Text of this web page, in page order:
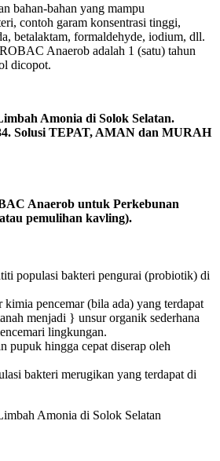
bahan-bahan yang mampu
contoh garam konsentrasi tinggi,
betalaktam, formaldehyde, iodium, dll.
Anaerob adalah 1 (satu) tahun
dicopot.
Amonia di Solok Selatan.
Solusi TEPAT, AMAN dan MURAH
Anaerob untuk Perkebunan
pemulihan kavling).
populasi bakteri pengurai (probiotik) di
pencemar (bila ada) yang terdapat
menjadi } unsur organik sederhana
lingkungan.
pupuk hingga cepat diserap oleh
bakteri merugikan yang terdapat di